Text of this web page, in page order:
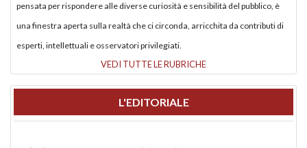
pensata per rispondere alle diverse curiosità e sensibilità del pubblico, è
una finestra aperta sulla realtà che ci circonda, arricchita da contributi di
esperti, intellettuali e osservatori privilegiati.
VEDI TUTTE LE RUBRICHE
L'EDITORIALE